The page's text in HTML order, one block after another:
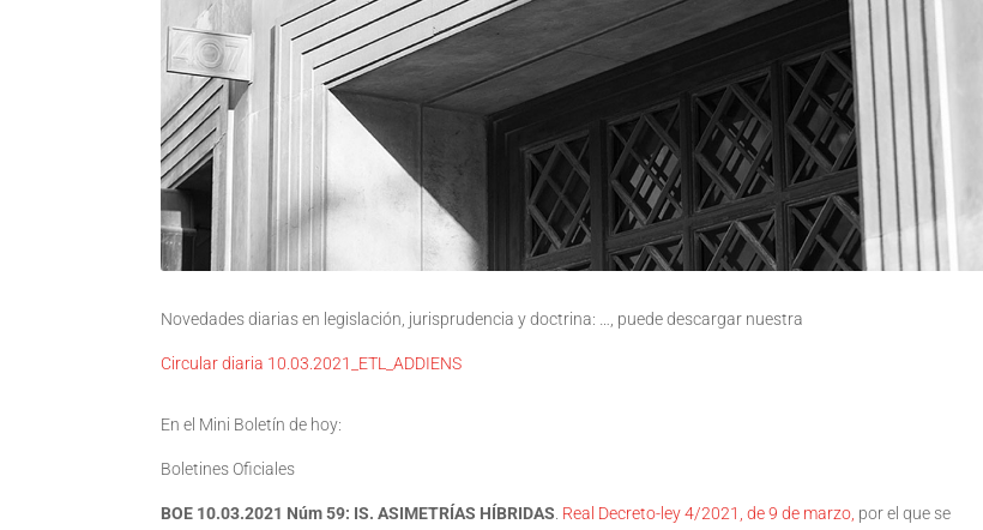
Novedades diarias en legislación, jurisprudencia y doctrina: …, puede descargar nuestra
Circular diaria 10.03.2021_ETL_ADDIENS
En el Mini Boletín de hoy:
Boletines Oficiales
BOE 10.03.2021 Núm 59: IS. ASIMETRÍAS HÍBRIDAS. Real Decreto-ley 4/2021, de 9 de marzo, por el que se